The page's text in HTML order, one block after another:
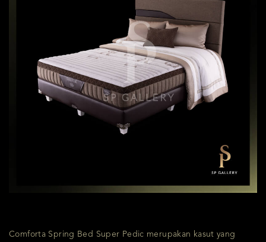
Comforta Spring Bed Super Pedic merupakan kasut yang